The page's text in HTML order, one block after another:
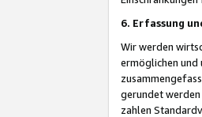
6. Erfassung
Wir werden
ermöglichen und
gerundet
zahlen